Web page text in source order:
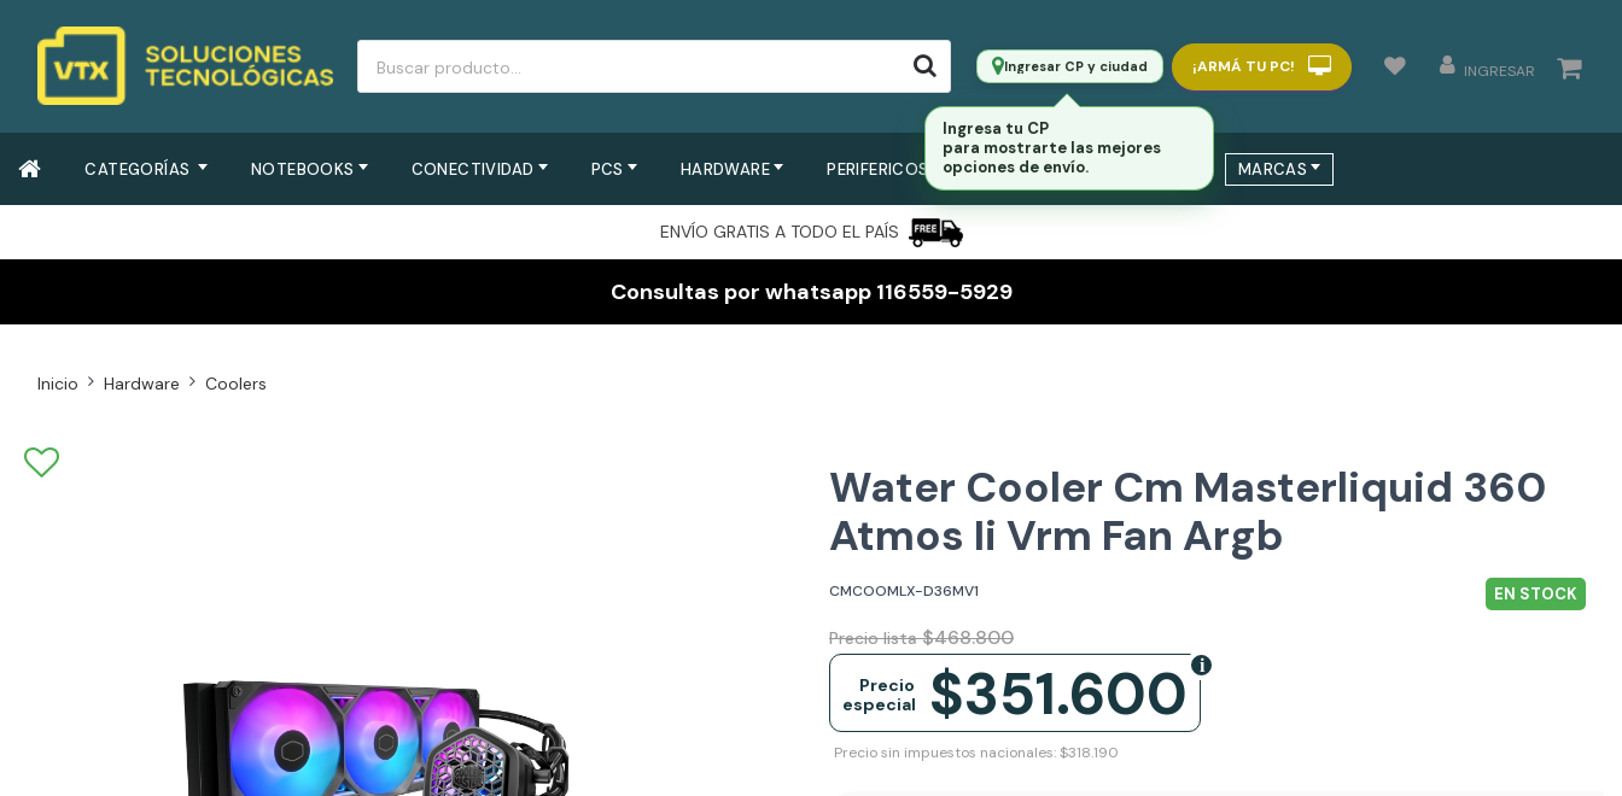
Ingresar CP y ciudad ¡ARMÁ TU PC! INGRESAR
CATEGORÍAS NOTEBOOKS CONECTIVIDAD PCS HARDWARE PERIFERICOS SERVIDORES / SWITCHS MARCAS
ENVÍO GRATIS A TODO EL PAÍS
Consultas por whatsapp 116559-5929
Inicio Hardware Coolers
Water Cooler Cm Masterliquid 360
Atmos Ii Vrm Fan Argb
CMCOOMLX-D36MV1 EN STOCK
Precio lista $468.800
$351.600
Precio
especial
Precio sin impuestos nacionales: $318.190
Ingresa tu CP
para mostrarte las mejores
opciones de envío.